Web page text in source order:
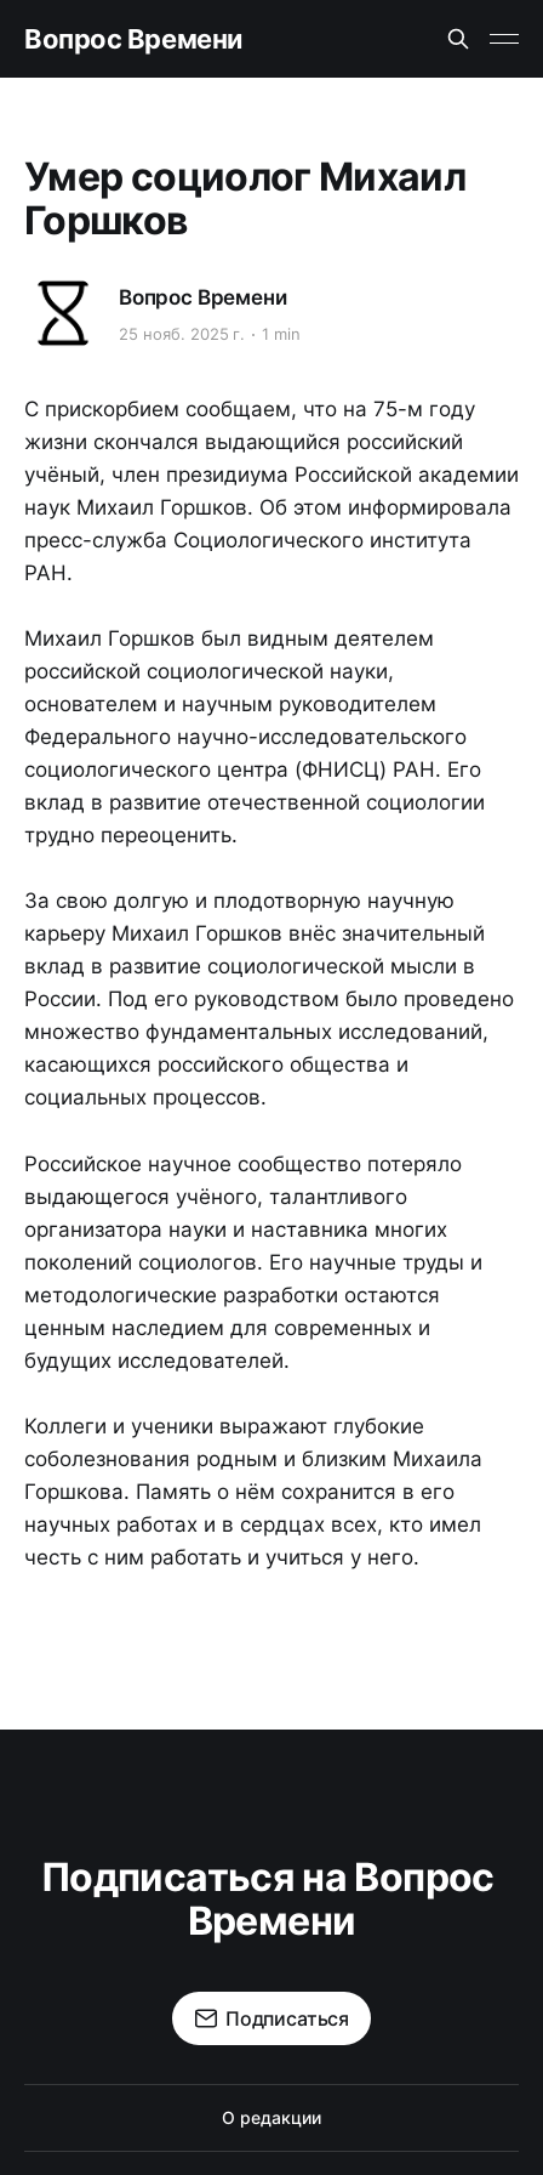
Вопрос Времени
Умер социолог Михаил
Горшков
Вопрос Времени
25 нояб. 2025 г. 1 min
С прискорбием сообщаем, что на 75-м году
жизни скончался выдающийся российский
учёный, член президиума Российской академии
наук Михаил Горшков. Об этом информировала
пресс-служба Социологического института
РАН.
Михаил Горшков был видным деятелем
российской социологической науки,
основателем и научным руководителем
Федерального научно-исследовательского
социологического центра (ФНИСЦ) РАН. Его
вклад в развитие отечественной социологии
трудно переоценить.
За свою долгую и плодотворную научную
карьеру Михаил Горшков внёс значительный
вклад в развитие социологической мысли в
России. Под его руководством было проведено
множество фундаментальных исследований,
касающихся российского общества и
социальных процессов.
Российское научное сообщество потеряло
выдающегося учёного, талантливого
организатора науки и наставника многих
поколений социологов. Его научные труды и
методологические разработки остаются
ценным наследием для современных и
будущих исследователей.
Коллеги и ученики выражают глубокие
соболезнования родным и близким Михаила
Горшкова. Память о нём сохранится в его
научных работах и в сердцах всех, кто имел
честь с ним работать и учиться у него.
Подписаться на Вопрос
Времени
Подписаться
О редакции